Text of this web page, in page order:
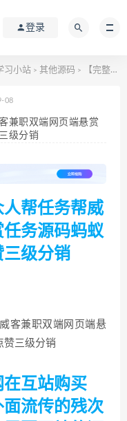
登录
习小站 > 其他源码 > 【完整开源版】新款众人帮任务帮威客兼职双端网页端悬赏任务源码蚂蚁聊天抖音快手头条点赞三级分销
08
兼职双端网页端悬赏
级分销
人帮任务帮威
务源码蚂蚁
级分销
客兼职双端网页端悬
赞三级分销
互站购买
面流传的残次